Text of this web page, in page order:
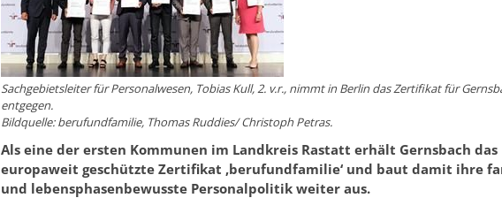
Sachgebietsleiter für Personalwesen, Tobias Kull, 2. v.r., nimmt in Berlin das Zertifikat für
entgegen.
Bildquelle: berufundfamilie, Thomas Ruddies/ Christoph Petras.
Als eine der ersten Kommunen im Landkreis Rastatt erhält Gernsbach das
europaweit geschützte Zertifikat ‚berufundfamilie‘ und baut damit ihre
und lebensphasenbewusste Personalpolitik weiter aus.